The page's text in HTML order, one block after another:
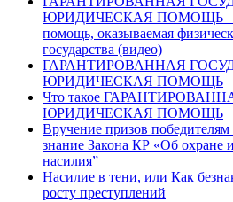
ЮРИДИЧЕСКАЯ ПОМОЩЬ —
помощь, оказываемая
государства (видео)
ГАРАНТИРОВАННАЯ
ЮРИДИЧЕСКАЯ ПОМОЩЬ
Что такое
ЮРИДИЧЕСКАЯ ПОМОЩЬ
Вручение призов
знание Закона КР «Об охране
насилия”
Насилие в тени, или Как
росту преступлений